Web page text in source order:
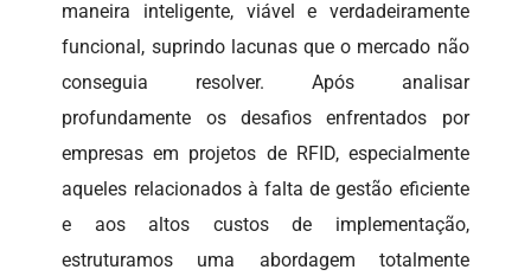
maneira inteligente, viável e verdadeiramente
funcional, suprindo lacunas que o mercado não
conseguia resolver. Após analisar
profundamente os desafios enfrentados por
empresas em projetos de RFID, especialmente
aqueles relacionados à falta de gestão eficiente
e aos altos custos de implementação,
estruturamos uma abordagem totalmente